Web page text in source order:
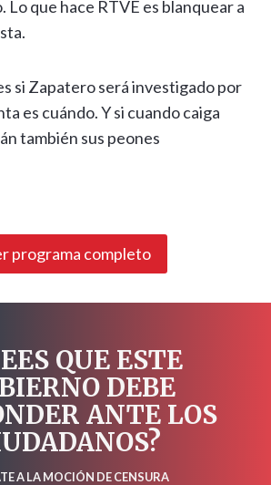
Lo que hace RTVE es blanquear a
si Zapatero será investigado por
es cuándo. Y si cuando caiga
también sus peones
programa completo
QUE ESTE
DEBE
ANTE LOS
A LA MOCIÓN DE CENSURA